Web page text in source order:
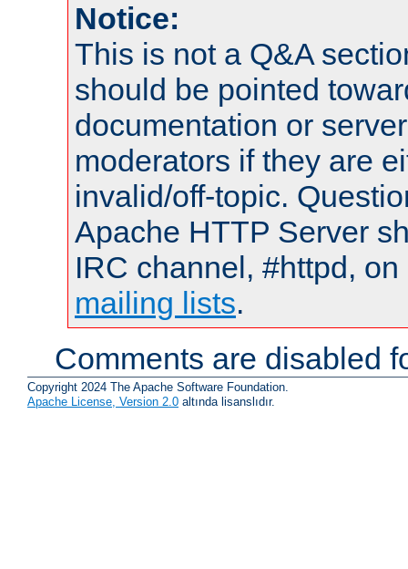
Notice:
This is not a Q&A
should be pointed
documentation or
moderators if they are
invalid/off-topic.
Apache HTTP Server
IRC channel, #httpd,
mailing lists.
Comments are disabled
Copyright 2024 The Apache Software Foundation.
Apache License, Version 2.0 altında lisanslıdır.